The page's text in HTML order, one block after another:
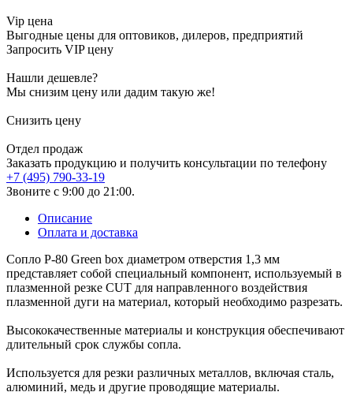
Vip цена
Выгодные цены для оптовиков, дилеров, предприятий
Запросить VIP цену
Нашли дешевле?
Мы снизим цену или дадим такую же!
Снизить цену
Отдел продаж
Заказать продукцию и получить консультации по телефону
+7 (495) 790-33-19
Звоните с 9:00 до 21:00.
Описание
Оплата и доставка
Сопло Р-80 Green box диаметром отверстия 1,3 мм
представляет собой специальный компонент, используемый в
плазменной резке CUT для направленного воздействия
плазменной дуги на материал, который необходимо разрезать.
Высококачественные материалы и конструкция обеспечивают
длительный срок службы сопла.
Используется для резки различных металлов, включая сталь,
алюминий, медь и другие проводящие материалы.